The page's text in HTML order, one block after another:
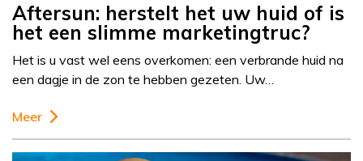
Aftersun: herstelt het uw huid of is
het een slimme marketingtruc?
Het is u vast wel eens overkomen: een verbrande huid na
een dagje in de zon te hebben gezeten. Uw…
Meer